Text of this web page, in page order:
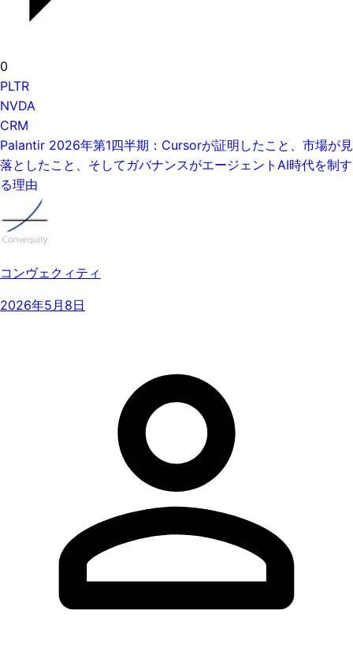
0
PLTR
NVDA
CRM
Palantir 2026年第1四半期：Cursorが証明したこと、市場が見
落としたこと、そしてガバナンスがエージェントAI時代を制す
る理由
コンヴェクィティ
2026年5月8日